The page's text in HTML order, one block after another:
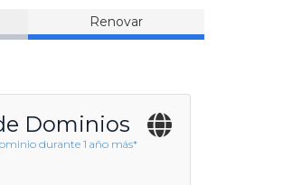
Renovar
Dominios
durante 1 año más*